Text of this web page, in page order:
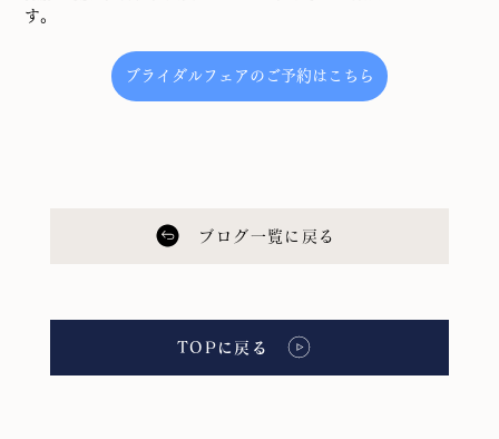
TOPに戻る
ブログ一覧に戻る
す。
ブライダルフェアのご予約はこちら